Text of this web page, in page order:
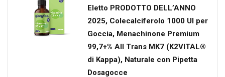
Eletto PRODOTTO DELL’ANNO
2025, Colecalciferolo 1000 UI per
Goccia, Menachinone Premium
99,7+% All Trans MK7 (K2VITAL®
di Kappa), Naturale con Pipetta
Dosagocce